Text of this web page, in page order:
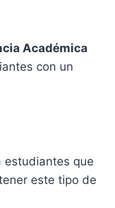
Académica
con un
estudiantes que
este tipo de